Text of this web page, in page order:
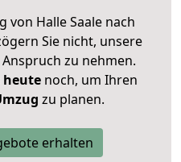
von Halle Saale nach
Sie nicht, unsere
zu nehmen.
heutenoch, um Ihren
zu planen.
erhalten